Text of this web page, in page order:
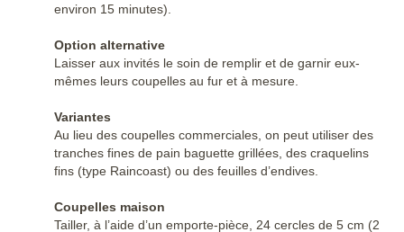
environ 15 minutes).
Option alternative
Laisser aux invités le soin de remplir et de garnir eux-
mêmes leurs coupelles au fur et à mesure.
Variantes
Au lieu des coupelles commerciales, on peut utiliser des
tranches fines de pain baguette grillées, des craquelins
fins (type Raincoast) ou des feuilles d’endives.
Coupelles maison
Tailler, à l’aide d’un emporte-pièce, 24 cercles de 5 cm (2